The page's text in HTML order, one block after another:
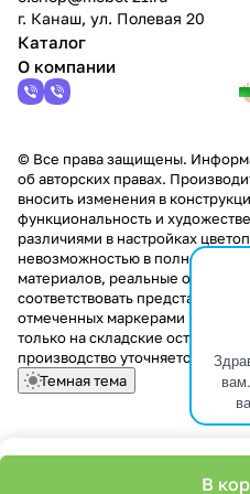
В
г. Канаш, ул. Полевая 20
Каталог
О компании
© Все права защищены.
об авторских правах.
вносить изменения в
функциональность и
различиями в настройках
невозможностью в полной мере
материалов, реальные оттенки
соответствовать
отмеченных маркерами
только на складские остатки.
производство уточняется у
Темная тема